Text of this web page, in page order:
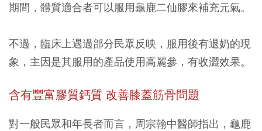
期間，體質適合者可以服用龜鹿二仙膠來補充元氣。
不過，臨床上遇過部分民眾反映，服用後有退奶的現
象，主因是其服用的產品使用高麗參，有收澀效果。
含有豐富膠質鈣質 改善膝蓋筋骨問題
對一般民眾和年長者而言，周宗翰中醫師指出，龜鹿